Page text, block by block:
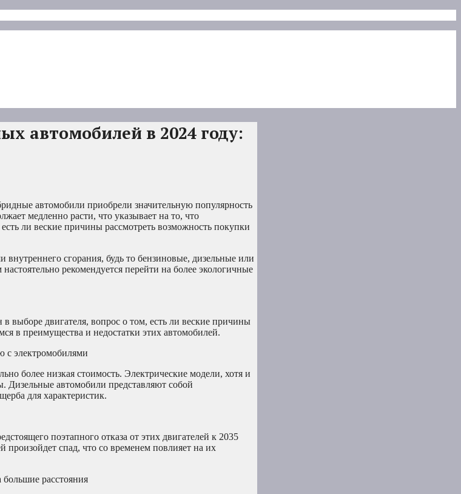
автомобилей в 2024 году:
автомобили приобрели значительную популярность
медленно расти, что указывает на то, что
ли веские причины рассмотреть возможность покупки
сгорания, будь то бензиновые, дизельные или
рекомендуется перейти на более экологичные
выборе двигателя, вопрос о том, есть ли веские причины
в преимущества и недостатки этих автомобилей.
с электромобилями
более низкая стоимость. Электрические модели, хотя и
Дизельные автомобили представляют собой
для характеристик.
поэтапного отказа от этих двигателей к 2035
спад, что со временем повлияет на их
расстояния